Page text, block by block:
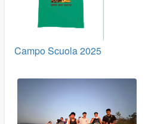
Campo Scuola 2025